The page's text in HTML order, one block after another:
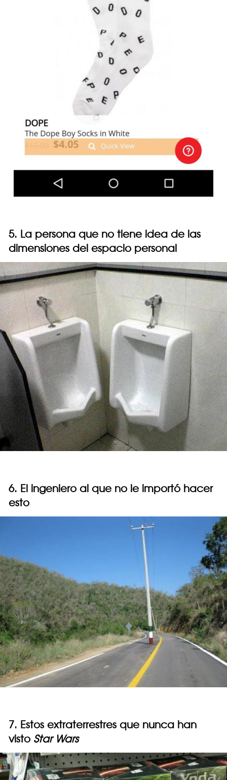
5. La persona que no tiene idea de las
dimensiones del espacio personal
6. El ingeniero al que no le importó hacer
esto
7. Estos extraterrestres que nunca han
visto Star Wars